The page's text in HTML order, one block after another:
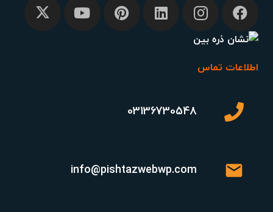
اطلاعات تماس
03136730548
mail
info@pishtazwebwp.com